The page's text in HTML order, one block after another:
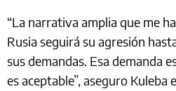
“La narrativa amplia que me
Rusia seguirá su agresión
sus demandas. Esa demanda
es aceptable”, aseguro Kuleba